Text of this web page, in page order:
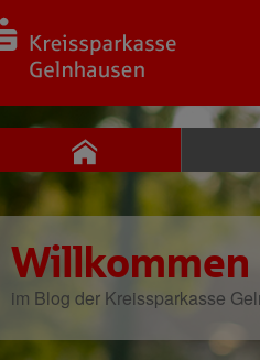
Willkommen
im Blog der Kreissparkasse